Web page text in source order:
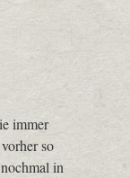
immer
so
in